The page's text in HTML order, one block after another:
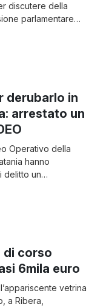
discutere della
parlamentare
l’importanza
derubarlo in
arrestato un
Operativo della
hanno
delitto un
fissa dimora,
di corso
6mila euro
vetrina
a Ribera,